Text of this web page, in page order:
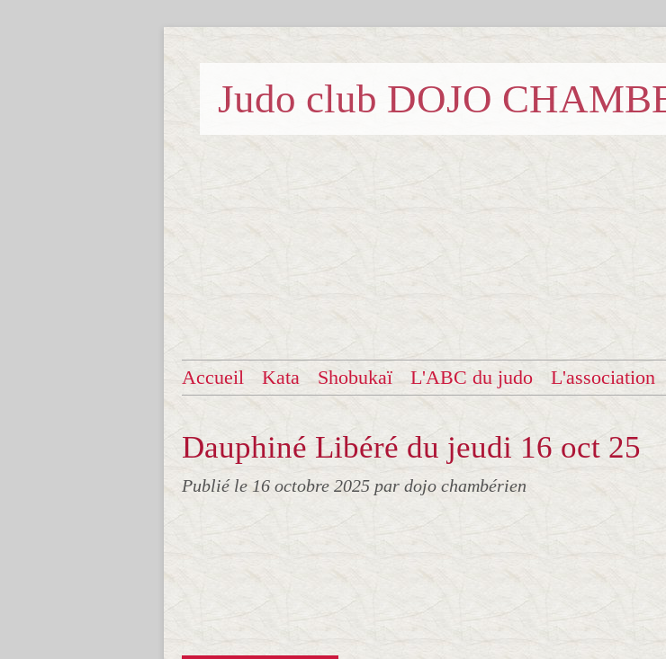
Judo club DOJO
Accueil Kata Shobukaï L'ABC du judo L'association
Dauphiné Libéré du jeudi 16 oct 25
Publié le 16 octobre 2025 par dojo chambérien